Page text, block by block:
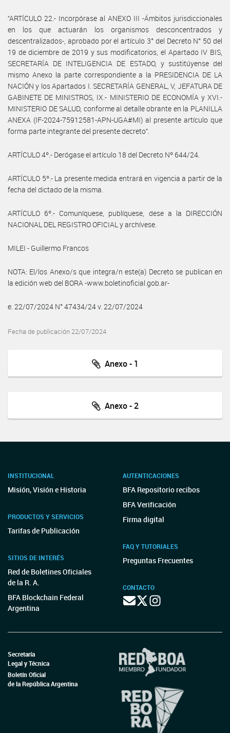
“ARTÍCULO 22.- Incorpórase al ANEXO III -Ámbitos jurisdiccionales
en los que actuarán los organismos desconcentrados y
descentralizados-, aprobado por el artículo 3° del Decreto N° 50 del
19 de diciembre de 2019 y sus modificatorios, el Apartado IV BIS,
SECRETARÍA DE INTELIGENCIA DE ESTADO, y sustitúyense del
mismo Anexo la parte correspondiente a la PRESIDENCIA DE LA
NACIÓN y los Apartados I. SECRETARÍA GENERAL, V, JEFATURA DE
GABINETE DE MINISTROS, IX.- MINISTERIO DE ECONOMÍA y XVI.-
MINISTERIO DE SALUD, conforme al detalle obrante en la PLANILLA
ANEXA (IF-2024-75912581-APN-UGA#MI) al presente artículo que
forma parte integrante del presente decreto”.
ARTÍCULO 4º.- Derógase el artículo 18 del Decreto Nº 644/24.
ARTÍCULO 5º.- La presente medida entrará en vigencia a partir de la
fecha del dictado de la misma.
ARTÍCULO 6º.- Comuníquese, publíquese, dese a la DIRECCIÓN
NACIONAL DEL REGISTRO OFICIAL y archívese.
MILEI - Guillermo Francos
NOTA: El/los Anexo/s que integra/n este(a) Decreto se publican en
la edición web del BORA -www.boletinoficial.gob.ar-
e. 22/07/2024 N° 47434/24 v. 22/07/2024
Fecha de publicación 22/07/2024
Anexo - 1
Anexo - 2
INSTITUCIONAL
Misión, Visión e Historia
PRODUCTOS Y SERVICIOS
Tarifas de Publicación
SITIOS DE INTERÉS
Red de Boletines Oficiales
de la R. A.
BFA Blockchain Federal
Argentina
AUTENTICACIONES
BFA Repositorio recibos
BFA Verificación
Firma digital
FAQ Y TUTORIALES
Preguntas Frecuentes
CONTACTO
Secretaría
Legal y Técnica
Boletín Oficial
de la República Argentina